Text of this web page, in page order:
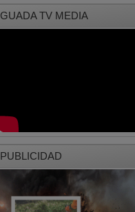
GUADA TV MEDIA
PUBLICIDAD